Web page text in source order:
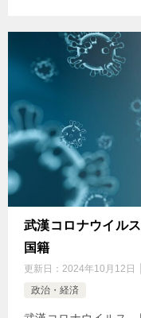
武漢コロナウイル
国籍
更新日： 2024年10月12日
政治・経済